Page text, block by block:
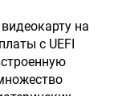
на
с UEFI